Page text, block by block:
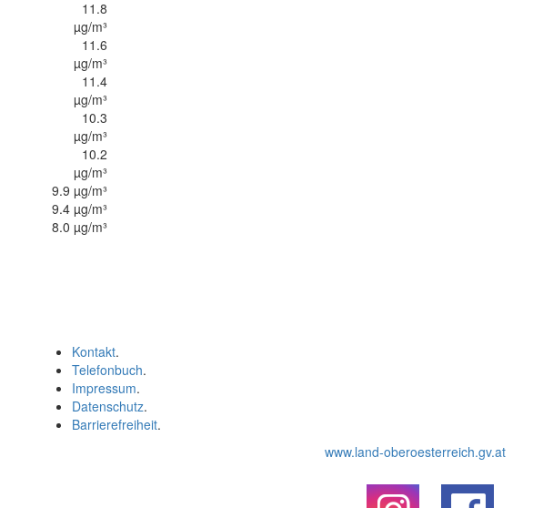
11.8
µg/m³
11.6
µg/m³
11.4
µg/m³
10.3
µg/m³
10.2
µg/m³
9.9 µg/m³
9.4 µg/m³
8.0 µg/m³
Kontakt.
Telefonbuch.
Impressum.
Datenschutz.
Barrierefreiheit.
www.land-oberoesterreich.gv.at